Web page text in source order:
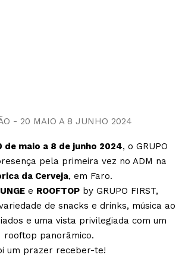
- 20 MAIO A 8 JUNHO 2024
de maio a 8 de junho 2024, o GRUPO
pela primeira vez no ADM na
da Cerveja, em Faro.
e ROOFTOP by GRUPO FIRST,
de snacks e drinks, música ao
e uma vista privilegiada com um
rooftop panorâmico.
um prazer receber-te!